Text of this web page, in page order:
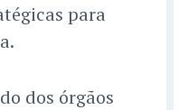
para
dos órgãos